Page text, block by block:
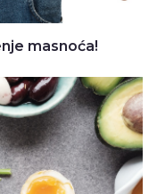
masnoća!